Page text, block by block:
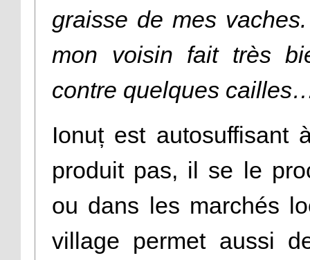
graisse de mes
mon voisin fait très
contre quelques
Ionuț est autosuffisant
produit pas, il se le
ou dans les marchés
village permet aussi